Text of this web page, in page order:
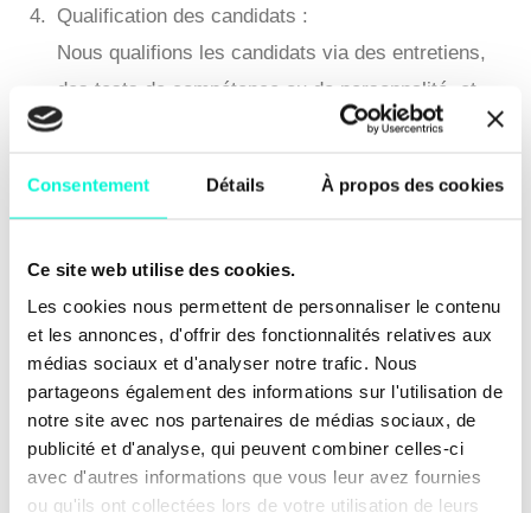
Consentement Détails À propos des cookies
Ce site web utilise des cookies.
Les cookies nous permettent de personnaliser le contenu
et les annonces, d'offrir des fonctionnalités relatives aux
médias sociaux et d'analyser notre trafic. Nous
partageons également des informations sur l'utilisation de
notre site avec nos partenaires de médias sociaux, de
publicité et d'analyse, qui peuvent combiner celles-ci
avec d'autres informations que vous leur avez fournies
ou qu'ils ont collectées lors de votre utilisation de leurs
Qualification des candidats :
Nous qualifions les candidats via des entretiens,
des tests de compétence ou de personnalité, et
des prises de référence. Nous constituons une
rencontreront l'entreprise pour un dernier entretien.
L'objectif est de rendre ce processus court et rapide
pour améliorer l'expérience du candidat et préserver la
marque employeur de l'entreprise.